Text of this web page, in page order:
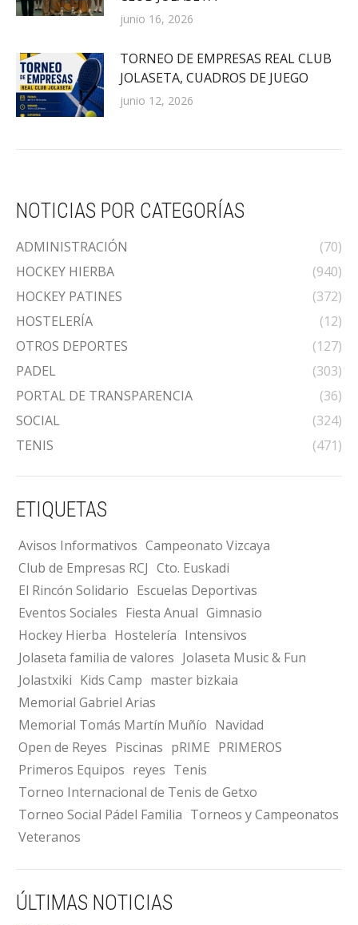
junio 16, 2026
TORNEO DE EMPRESAS REAL CLUB
JOLASETA, CUADROS DE JUEGO
junio 12, 2026
NOTICIAS POR CATEGORÍAS
ADMINISTRACIÓN
(70)
HOCKEY HIERBA
(940)
HOCKEY PATINES
(372)
HOSTELERÍA
(12)
OTROS DEPORTES
(127)
PADEL
(303)
PORTAL DE TRANSPARENCIA
(36)
SOCIAL
(324)
TENIS
(471)
ETIQUETAS
Avisos Informativos Campeonato Vizcaya
Club de Empresas RCJ Cto. Euskadi
El Rincón Solidario Escuelas Deportivas
Eventos Sociales Fiesta Anual Gimnasio
Hockey Hierba Hostelería Intensivos
Jolaseta familia de valores Jolaseta Music & Fun
Jolastxiki Kids Camp master bizkaia
Memorial Gabriel Arias
Memorial Tomás Martín Muñío Navidad
Open de Reyes Piscinas pRIME PRIMEROS
Primeros Equipos reyes Tenis
Torneo Internacional de Tenis de Getxo
Torneo Social Pádel Familia Torneos y Campeonatos
Veteranos
ÚLTIMAS NOTICIAS